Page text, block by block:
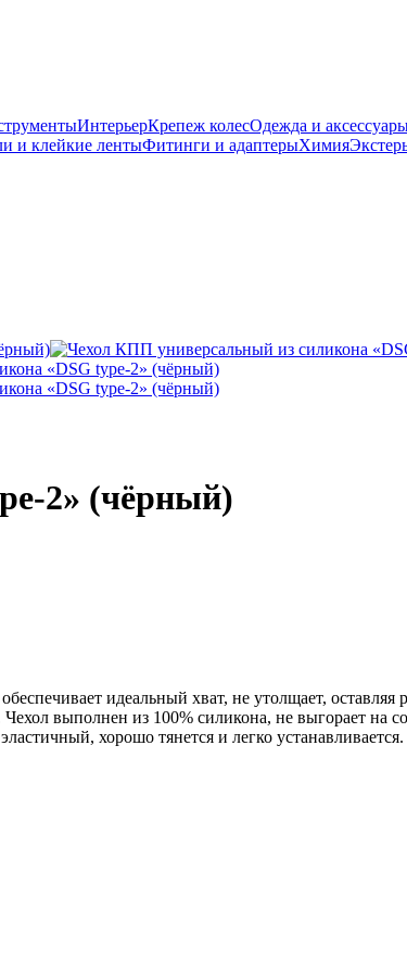
ИнтерьерКрепеж колесОдежда и
и клейкие лентыФитинги и адаптерыХимия
2» (чёрный)
идеальный хват, не утолщает,
выполнен из 100% силикона, не выгорает на
хорошо тянется и легко устанавливается.